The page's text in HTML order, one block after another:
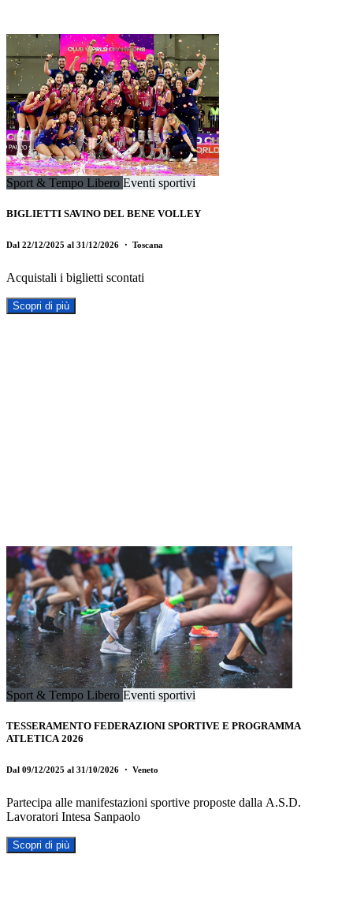
Sport & Tempo Libero Eventi sportivi
BIGLIETTI SAVINO DEL BENE VOLLEY
Dal 22/12/2025 al 31/12/2026 ・ Toscana
Acquistali i biglietti scontati
Scopri di più
Sport & Tempo Libero Eventi sportivi
TESSERAMENTO FEDERAZIONI SPORTIVE E PROGRAMMA
ATLETICA 2026
Dal 09/12/2025 al 31/10/2026 ・ Veneto
Partecipa alle manifestazioni sportive proposte dalla A.S.D.
Lavoratori Intesa Sanpaolo
Scopri di più